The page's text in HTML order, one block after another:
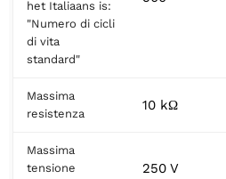
het Italiaans is:
"Numero di cicli
di vita
standard"
Massima
resistenza
10 kΩ
Massima
tensione
250 V